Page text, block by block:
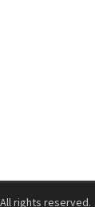
rights reserved.